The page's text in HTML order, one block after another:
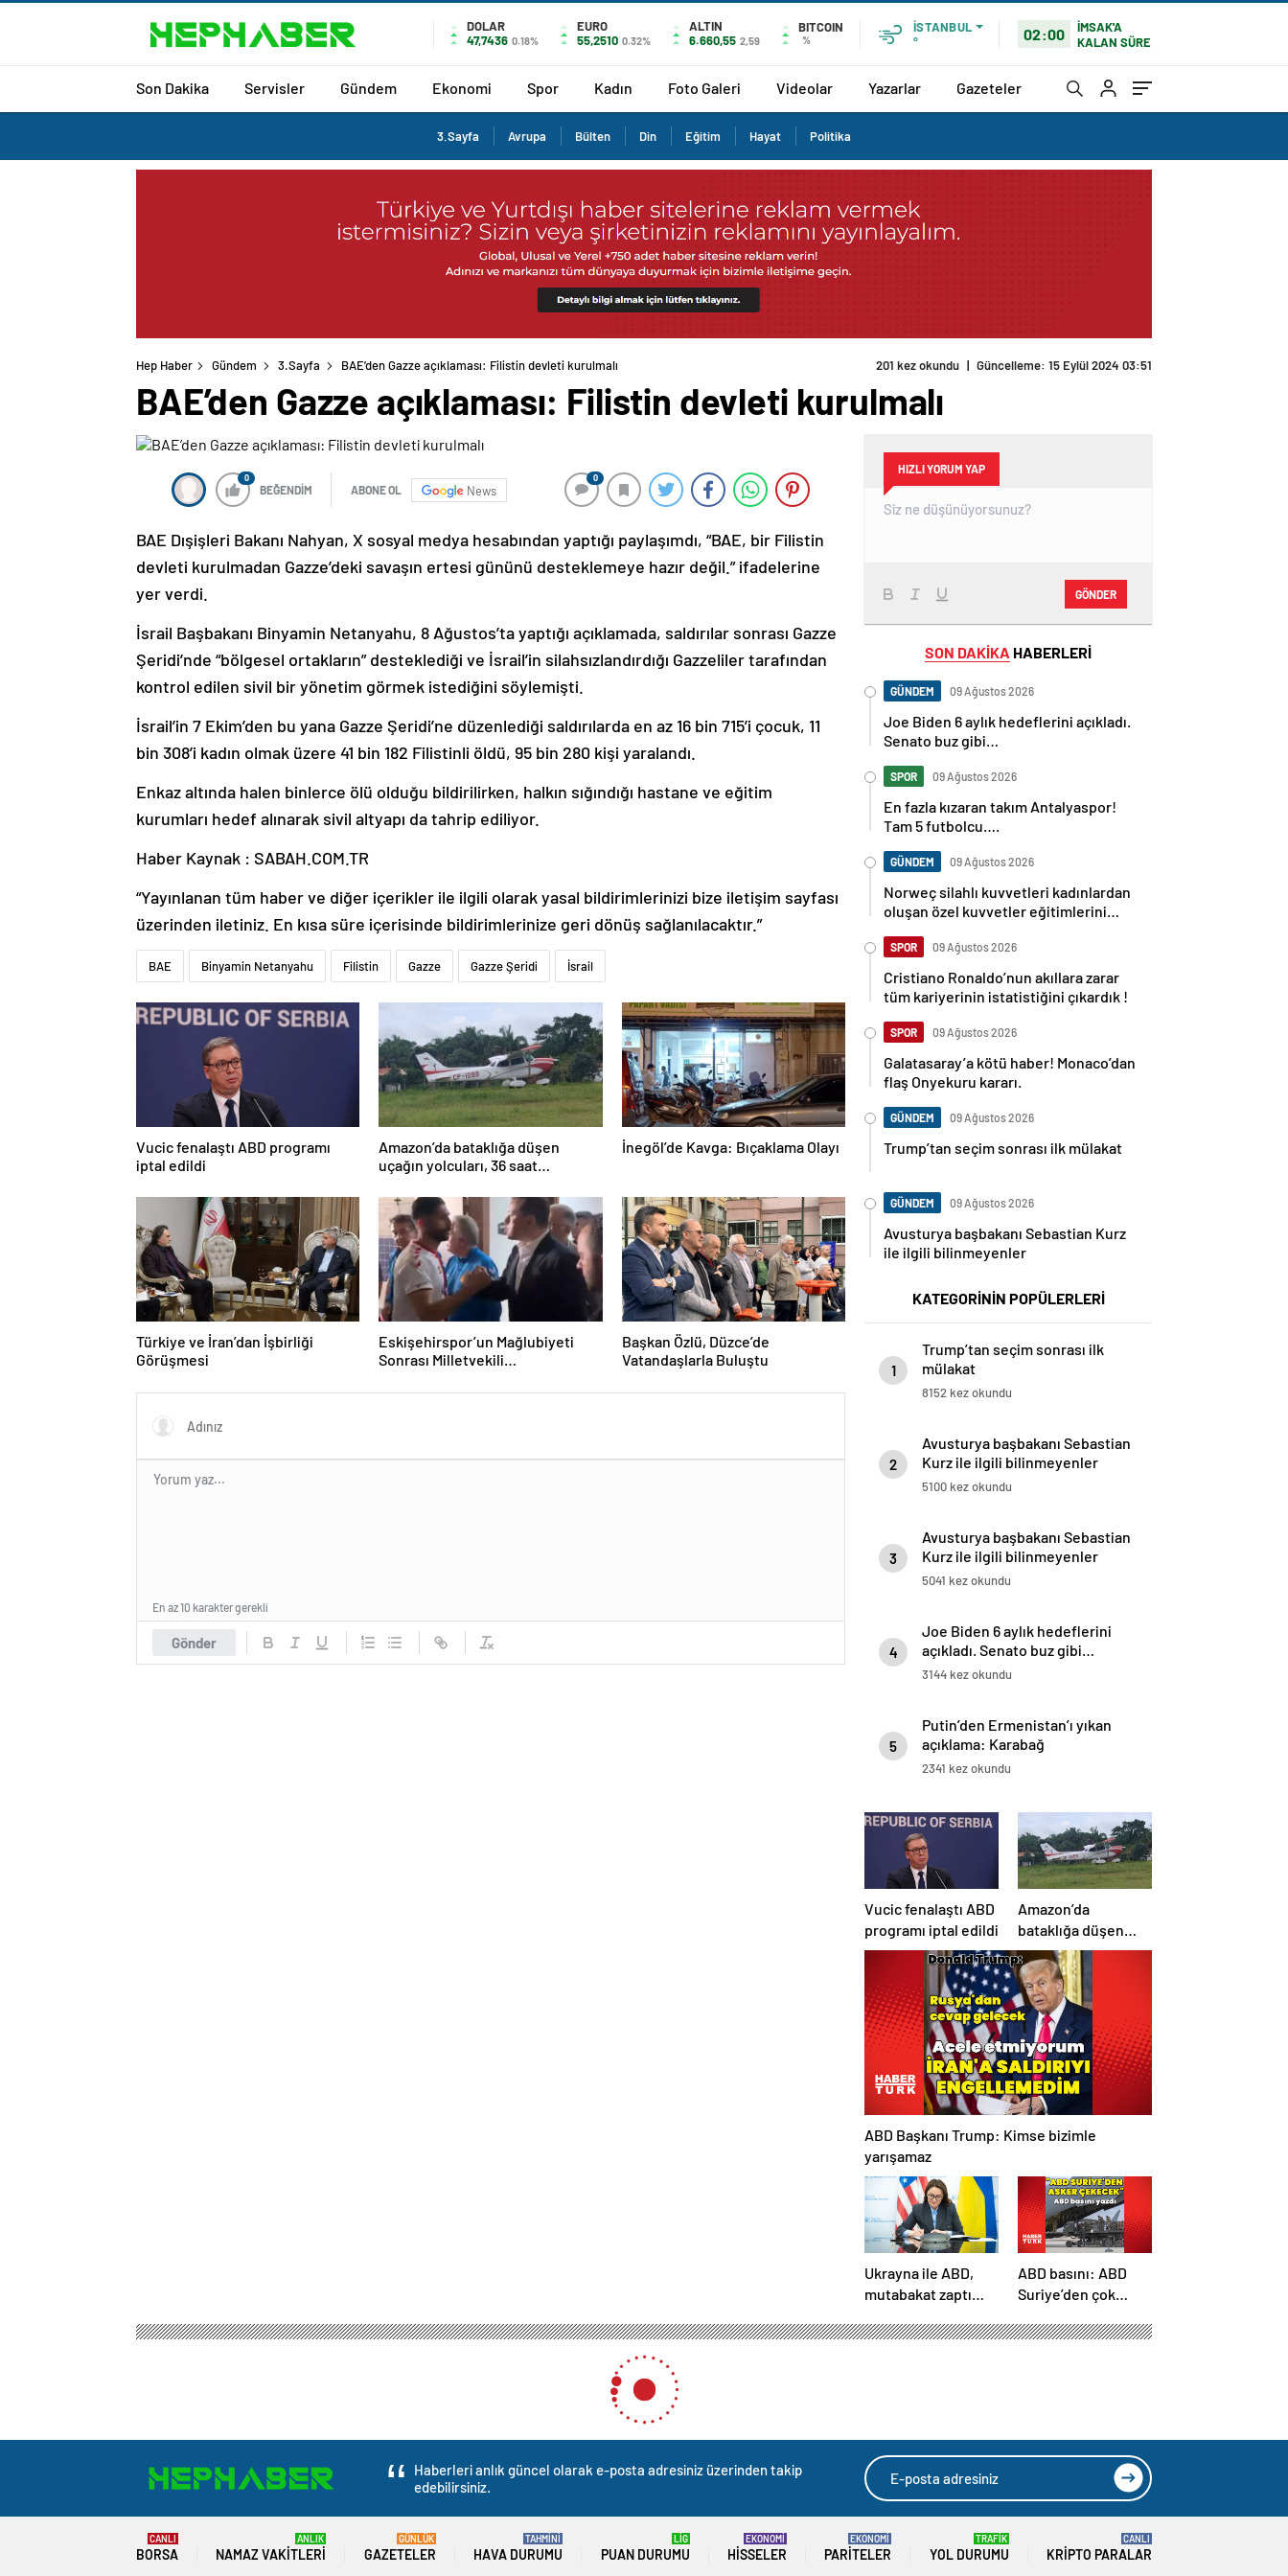
DOLAR
47,7436 0.18%
EURO
55,2510 0.32%
ALTIN
6.660,55 2,59
BITCOIN
%
İSTANBUL
°
02:00
İMSAK'A
KALAN SÜRE
Son Dakika Servisler Gündem Ekonomi Spor Kadın Foto Galeri Videolar Yazarlar Gazeteler
3.Sayfa Avrupa Bülten Din Eğitim Hayat Politika
Hep Haber Gündem 3.Sayfa BAE’den Gazze açıklaması: Filistin devleti kurulmalı 201 kez okundu | Güncelleme: 15 Eylül 2024 03:51
BAE’den Gazze açıklaması: Filistin devleti kurulmalı
0
BEĞENDİM ABONE OL News
0
BAE Dışişleri Bakanı Nahyan, X sosyal medya hesabından yaptığı paylaşımdı, “BAE, bir Filistin
devleti kurulmadan Gazze’deki savaşın ertesi gününü desteklemeye hazır değil.” ifadelerine
yer verdi.
İsrail Başbakanı Binyamin Netanyahu, 8 Ağustos’ta yaptığı açıklamada, saldırılar sonrası Gazze
Şeridi’nde “bölgesel ortakların” desteklediği ve İsrail’in silahsızlandırdığı Gazzeliler tarafından
kontrol edilen sivil bir yönetim görmek istediğini söylemişti.
İsrail’in 7 Ekim’den bu yana Gazze Şeridi’ne düzenlediği saldırılarda en az 16 bin 715’i çocuk, 11
bin 308’i kadın olmak üzere 41 bin 182 Filistinli öldü, 95 bin 280 kişi yaralandı.
Enkaz altında halen binlerce ölü olduğu bildirilirken, halkın sığındığı hastane ve eğitim
kurumları hedef alınarak sivil altyapı da tahrip ediliyor.
Haber Kaynak : SABAH.COM.TR
“Yayınlanan tüm haber ve diğer içerikler ile ilgili olarak yasal bildirimlerinizi bize iletişim sayfası
üzerinden iletiniz. En kısa süre içerisinde bildirimlerinize geri dönüş sağlanılacaktır.”
BAE Binyamin Netanyahu Filistin Gazze Gazze Şeridi İsrail
Vucic fenalaştı ABD programı
iptal edildi
Amazon’da bataklığa düşen
uçağın yolcuları, 36 saat
İnegöl’de Kavga: Bıçaklama Olayı
Türkiye ve İran’dan İşbirliği
Görüşmesi
Eskişehirspor’un Mağlubiyeti
Sonrası Milletvekili
Başkan Özlü, Düzce’de
Vatandaşlarla Buluştu
Gönder
En az 10 karakter gerekli
HIZLI YORUM YAP
GÖNDER
SON DAKİKA HABERLERİ
GÜNDEM 09 Ağustos 2026
Joe Biden 6 aylık hedeflerini açıkladı.
Senato buz gibi…
SPOR 09 Ağustos 2026
En fazla kızaran takım Antalyaspor!
Tam 5 futbolcu….
GÜNDEM 09 Ağustos 2026
Norweç silahlı kuvvetleri kadınlardan
oluşan özel kuvvetler eğitimlerini
SPOR 09 Ağustos 2026
Cristiano Ronaldo’nun akıllara zarar
tüm kariyerinin istatistiğini çıkardık !
SPOR 09 Ağustos 2026
Galatasaray’a kötü haber! Monaco’dan
flaş Onyekuru kararı.
GÜNDEM 09 Ağustos 2026
Trump’tan seçim sonrası ilk mülakat
GÜNDEM 09 Ağustos 2026
Avusturya başbakanı Sebastian Kurz
ile ilgili bilinmeyenler
KATEGORİNİN POPÜLERLERİ
1
Trump’tan seçim sonrası ilk
mülakat
8152 kez okundu
2
Avusturya başbakanı Sebastian
Kurz ile ilgili bilinmeyenler
5100 kez okundu
3
Avusturya başbakanı Sebastian
Kurz ile ilgili bilinmeyenler
5041 kez okundu
4
Joe Biden 6 aylık hedeflerini
açıkladı. Senato buz gibi…
3144 kez okundu
5
Putin’den Ermenistan’ı yıkan
açıklama: Karabağ
Azerbaycan’ın ayrılmaz bir
2341 kez okundu
Vucic fenalaştı ABD
programı iptal edildi
Amazon’da
bataklığa düşen
uçağın yolcuları, 36
saat kurtarılmayı
bekledi
ABD Başkanı Trump: Kimse bizimle
yarışamaz
Ukrayna ile ABD,
mutabakat zaptı
ABD basını: ABD
Suriye’den çok
çekecek
Haberleri anlık güncel olarak e-posta adresiniz üzerinden takip
edebilirsiniz.
BORSA
CANLI
NAMAZ VAKITLERI
ANLIK
GAZETELER
GÜNLÜK
HAVA DURUMU
TAHMİNİ
PUAN DURUMU
LİG
HISSELER
EKONOMİ
PARITELER
EKONOMİ
YOL DURUMU
TRAFİK
KRIPTO PARALAR
CANLI